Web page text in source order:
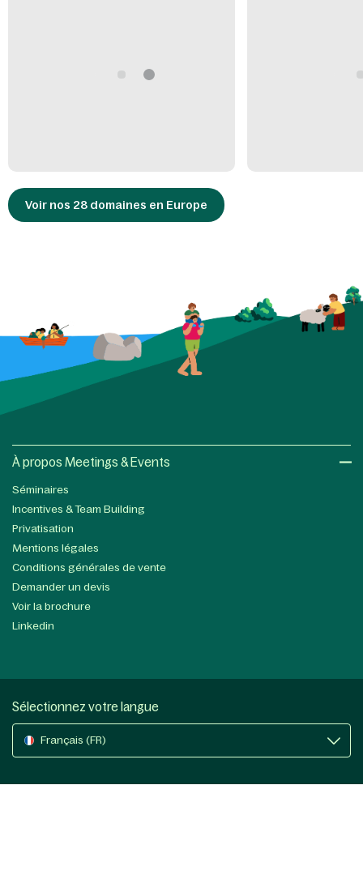
Voir nos 28 domaines en Europe
À propos Meetings & Events
Séminaires
Incentives & Team Building
Privatisation
Mentions légales
Conditions générales de vente
Demander un devis
Voir la brochure
Linkedin
Sélectionnez votre langue
Français (FR)